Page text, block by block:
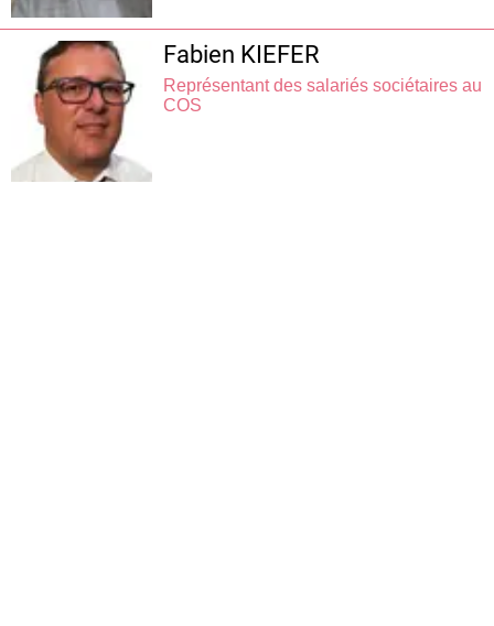
Fabien KIEFER
Représentant des salariés sociétaires au
COS